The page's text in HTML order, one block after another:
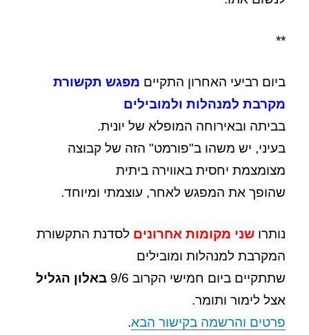
**
ביום רביעי האחרון התקיים מפגש תקשורת
מקרבת למנהלות ולמובילים
בביתה ובאירוחה המופלא של יונית.
בעיני, יש משהו ב"פורמט" הזה של קבוצה
מצומצמת יחסית באווירה ביתית
שהופך את המפגש לאחר, עוצמתי ומיוחד.
נותרו שני מקומות אחרונים לסדנת התקשורת
המקרבת למנהלות ומובילים
שתתקיים ביום חמישי הקרוב 9/6
באלון הגליל
אצל לימור ותומר.
פרטים והרשמה בקישור הבא.